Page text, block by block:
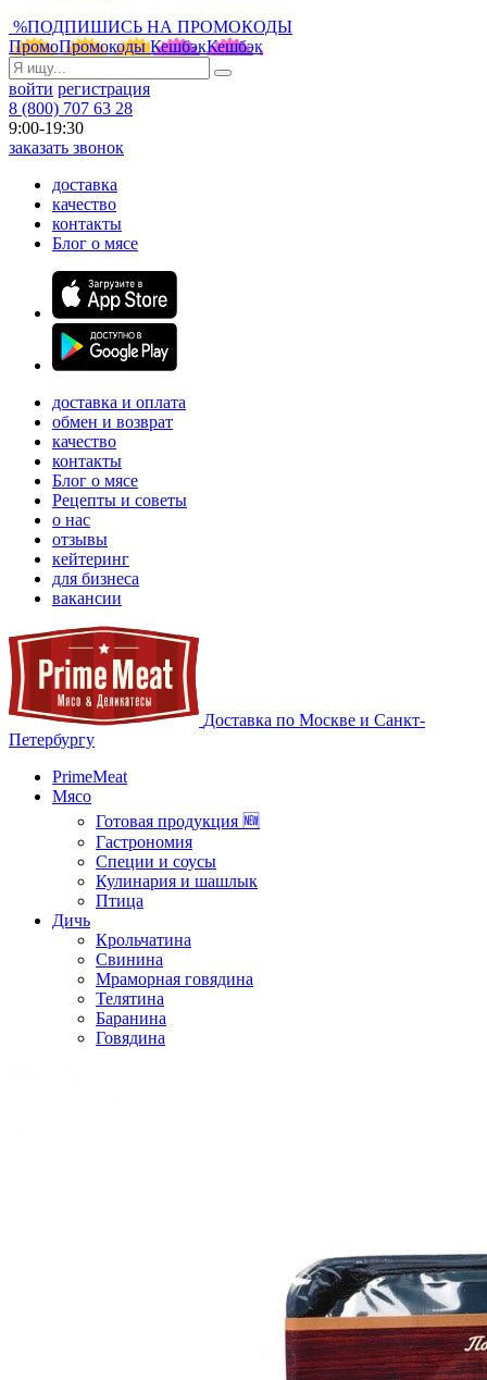
%ПОДПИШИСЬ НА ПРОМОКОДЫ
ПромоПромокоды КешбэкКешбэк
войти регистрация
8 (800) 707 63 28
9:00-19:30
заказать звонок
доставка
качество
контакты
Блог о мясе
доставка и оплата
обмен и возврат
качество
контакты
Блог о мясе
Рецепты и советы
о нас
отзывы
кейтеринг
для бизнеса
вакансии
Доставка по Москве и Санкт-
Петербургу
PrimeMeat
Мясо
Готовая продукция 🆕
Гастрономия
Специи и соусы
Кулинария и шашлык
Птица
Дичь
Крольчатина
Свинина
Мраморная говядина
Телятина
Баранина
Говядина